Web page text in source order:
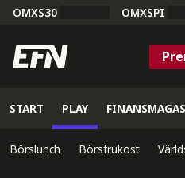
OMXS30 OMXSPI
START PLAY
Börslunch Börsfrukost